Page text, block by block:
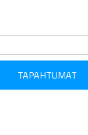
TAPAHTUMAT